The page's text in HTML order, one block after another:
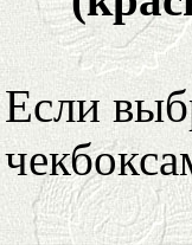
Если